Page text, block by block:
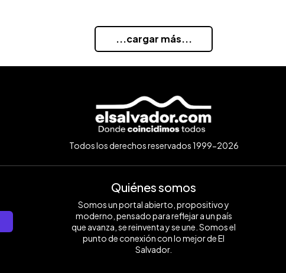
...cargar más...
Todos los derechos reservados 1999-2026
Quiénes somos
Somos un portal abierto, propositivo y
moderno, pensado para reflejar a un país
que avanza, se reinventa y se une. Somos el
punto de conexión con lo mejor de El
Salvador.